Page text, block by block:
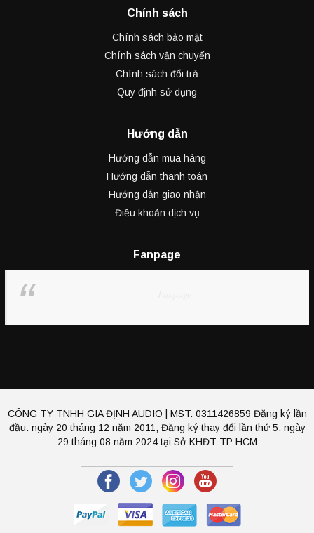
Chính sách
Chính sách bảo mật
Chính sách vận chuyển
Chính sách đổi trả
Quy định sử dụng
Hướng dẫn
Hướng dẫn mua hàng
Hướng dẫn thanh toán
Hướng dẫn giao nhận
Điều khoản dịch vụ
Fanpage
CÔNG TY TNHH GIA ĐỊNH AUDIO | MST: 0311426859 Đăng ký lần
đầu: ngày 20 tháng 12 năm 2011, Đăng ký thay đổi lần thứ 5: ngày
29 tháng 08 năm 2024 tại Sở KHĐT TP HCM